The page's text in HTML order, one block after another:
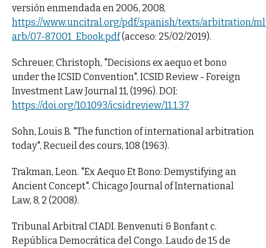
versión enmendada en 2006, 2008,
https://www.uncitral.org/pdf/spanish/texts/arbitration/
arb/07-87001_Ebook.pdf(acceso: 25/02/2019).
Schreuer, Christoph, "Decisions ex aequo et bono
under the ICSID Convention", ICSID Review - Foreign
Investment Law Journal 11, (1996). DOI:
https://doi.org/10.1093/icsidreview/11.1.37
Sohn, Louis B. "The function of international arbitration
today", Recueil des cours, 108 (1963).
Trakman, Leon. "Ex Aequo Et Bono: Demystifying an
Ancient Concept". Chicago Journal of International
Law, 8, 2 (2008).
Tribunal Arbitral CIADI. Benvenuti & Bonfant c.
República Democrática del Congo. Laudo de 15 de